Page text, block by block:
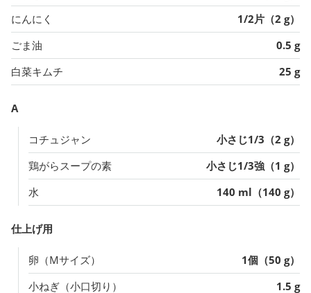
にんにく
1/2片（2 g）
ごま油
0.5 g
白菜キムチ
25 g
A
コチュジャン
小さじ1/3（2 g）
鶏がらスープの素
小さじ1/3強（1 g）
水
140 ml（140 g）
仕上げ用
卵（Mサイズ）
1個（50 g）
小ねぎ（小口切り）
1.5 g